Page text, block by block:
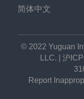
简体中文
© 2022 Yuguan
LLC. | 沪
Report